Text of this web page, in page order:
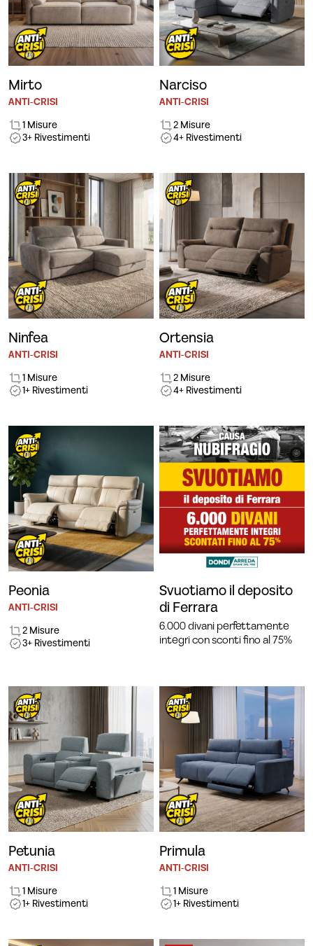
Mirto
ANTI-CRISI
1 Misure
3+ Rivestimenti
Narciso
ANTI-CRISI
2 Misure
4+ Rivestimenti
Ninfea
ANTI-CRISI
1 Misure
1+ Rivestimenti
Ortensia
ANTI-CRISI
2 Misure
4+ Rivestimenti
Peonia
ANTI-CRISI
2 Misure
3+ Rivestimenti
Svuotiamo il deposito
di Ferrara
6.000 divani perfettamente
integri con sconti fino al 75%
Petunia
ANTI-CRISI
1 Misure
1+ Rivestimenti
Primula
ANTI-CRISI
1 Misure
1+ Rivestimenti